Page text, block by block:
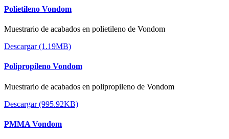
Polietileno Vondom
Muestrario de acabados en polietileno de Vondom
Descargar (1.19MB)
Polipropileno Vondom
Muestrario de acabados en polipropileno de Vondom
Descargar (995.92KB)
PMMA Vondom